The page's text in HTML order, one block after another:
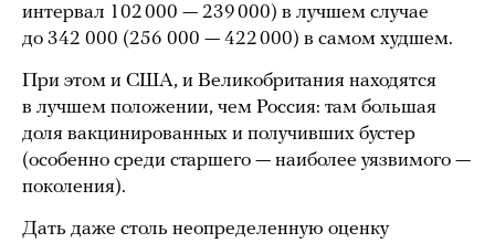
интервал 102 000 — 239 000) в лучшем случае
до 342 000 (256 000 — 422 000) в самом худшем.
При этом и США, и Великобритания находятся
в лучшем положении, чем Россия: там большая
доля вакцинированных и получивших бустер
(особенно среди старшего — наиболее уязвимого —
поколения).
Дать даже столь неопределенную оценку